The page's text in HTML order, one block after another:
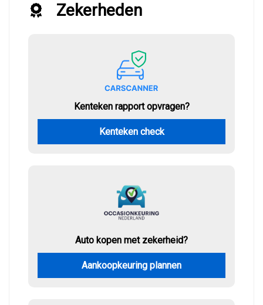
Zekerheden
Kenteken rapport opvragen?
Kenteken check
Auto kopen met zekerheid?
Aankoopkeuring plannen